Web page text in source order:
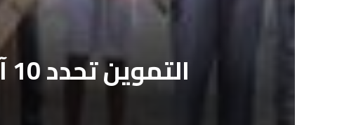
التموين تحدد 10 آلاف جنيه غرامة ذبح الأضاحي في الشارع